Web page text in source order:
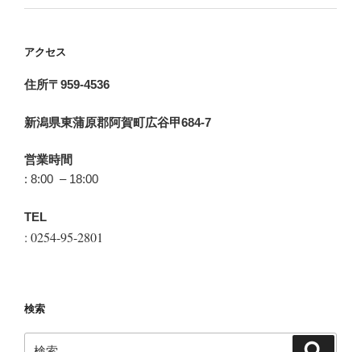
アクセス
住所〒959-4536
新潟県東蒲原郡阿賀町広谷甲684-7
営業時間
: 8:00 – 18:00
TEL
: 0254-95-2801
検索
検